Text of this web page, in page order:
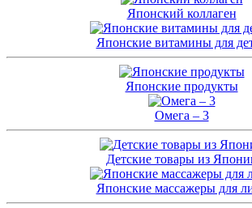
Японский коллаген
Японские витамины для
Японские продукты
Омега – 3
Детские товары из
Японские массажеры для